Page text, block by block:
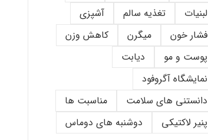
لبنیات
تغذیه سالم
آشپزی
فشار خون
میگرن
کاهش وزن
پوست و مو
دیابت
نمایشگاه آگروفود
دانستنی های سلامت
مناسبت ها
پنیر لاکتیکی
دوشنبه های دوماس